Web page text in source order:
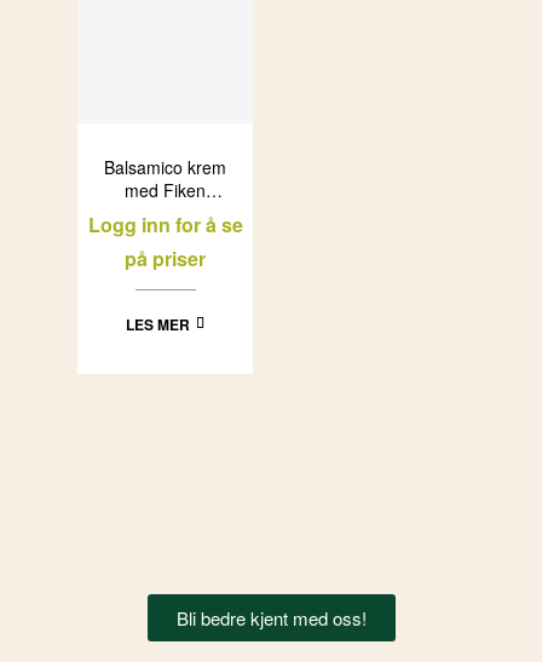
Balsamico krem
med Fiken
Messino
(12x250g)
Logg inn for å se
på priser
LES MER
Bli bedre kjent med oss!